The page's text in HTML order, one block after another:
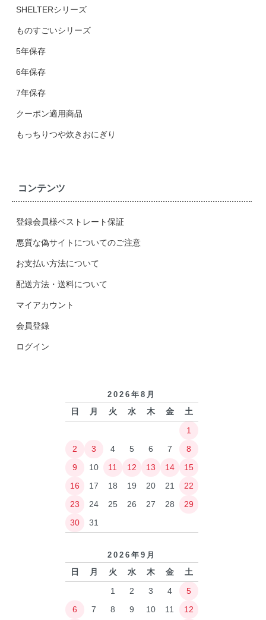
SHELTERシリーズ
ものすごいシリーズ
5年保存
6年保存
7年保存
クーポン適用商品
もっちりつや炊きおにぎり
コンテンツ
登録会員様ベストレート保証
悪質な偽サイトについてのご注意
お支払い方法について
配送方法・送料について
マイアカウント
会員登録
ログイン
2026年8月
日 月 火 水 木 金
土
1
2
3 4 5 6 7
8
9
10 11 12 13 14
15
16
17 18 19 20 21
22
23
24 25 26 27 28
29
30
31
2026年9月
日 月 火 水 木 金
土
1
2 3 4
5
6
7 8 9 10 11
12